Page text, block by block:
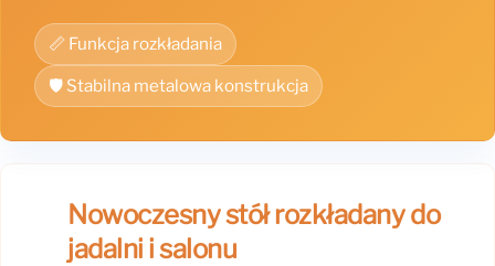
📏 Funkcja rozkładania
🛡️ Stabilna metalowa konstrukcja
Nowoczesny stół rozkładany do
jadalni i salonu